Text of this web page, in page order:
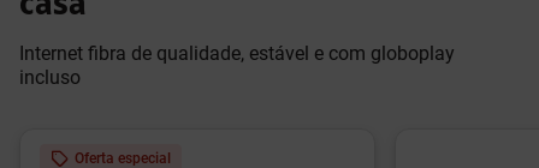
Internet fibra de qualidade, estável e com globoplay
incluso
Oferta especial